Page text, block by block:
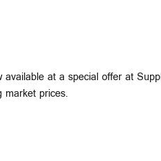
available at a special offer at
market prices.